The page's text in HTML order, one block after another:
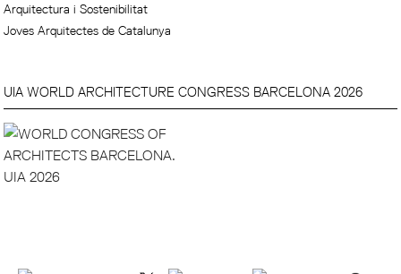
Arquitectura i Sostenibilitat
Joves Arquitectes de Catalunya
UIA WORLD ARCHITECTURE CONGRESS BARCELONA 2026